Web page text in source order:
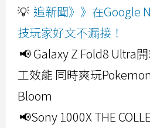
💡 追新聞》》在Google
技玩家好文不漏接！
📢 Galaxy Z Fold8 Ultra
工效能 同時爽玩
Bloom
📢Sony 1000X THE